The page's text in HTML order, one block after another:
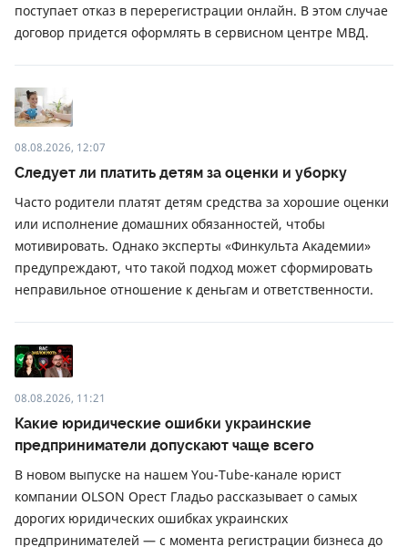
поступает отказ в перерегистрации онлайн. В этом случае
договор придется оформлять в сервисном центре МВД.
08.08.2026, 12:07
Следует ли платить детям за оценки и уборку
Часто родители платят детям средства за хорошие оценки
или исполнение домашних обязанностей, чтобы
мотивировать. Однако эксперты «Финкульта Академии»
предупреждают, что такой подход может сформировать
неправильное отношение к деньгам и ответственности.
08.08.2026, 11:21
Какие юридические ошибки украинские
предприниматели допускают чаще всего
В новом выпуске на нашем You-Tube-канале юрист
компании OLSON Орест Гладьо рассказывает о самых
дорогих юридических ошибках украинских
предпринимателей — с момента регистрации бизнеса до